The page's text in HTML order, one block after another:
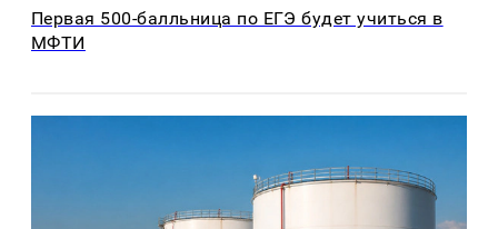
Первая 500-балльница по ЕГЭ будет учиться в
МФТИ